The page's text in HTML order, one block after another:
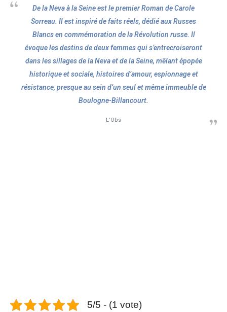
De la Neva à la Seine est le premier Roman de Carole
Sorreau. Il est inspiré de faits réels, dédié aux Russes
Blancs en commémoration de la Révolution russe. Il
évoque les destins de deux femmes qui s’entrecroiseront
dans les sillages de la Neva et de la Seine, mêlant épopée
historique et sociale, histoires d’amour, espionnage et
résistance, presque au sein d’un seul et même immeuble de
Boulogne-Billancourt.
L’Obs
5/5 - (1 vote)